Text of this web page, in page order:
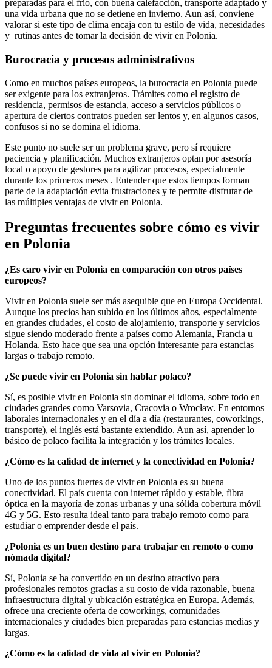
preparadas para el frío, con buena calefacción, transporte adaptado y
una vida urbana que no se detiene en invierno. Aun así, conviene
valorar si este tipo de clima encaja con tu estilo de vida, necesidades
y rutinas antes de tomar la decisión de vivir en Polonia.
Burocracia y procesos administrativos
Como en muchos países europeos, la burocracia en Polonia puede
ser exigente para los extranjeros. Trámites como el registro de
residencia, permisos de estancia, acceso a servicios públicos o
apertura de ciertos contratos pueden ser lentos y, en algunos casos,
confusos si no se domina el idioma.
Este punto no suele ser un problema grave, pero sí requiere
paciencia y planificación. Muchos extranjeros optan por asesoría
local o apoyo de gestores para agilizar procesos, especialmente
durante los primeros meses . Entender que estos tiempos forman
parte de la adaptación evita frustraciones y te permite disfrutar de
las múltiples ventajas de vivir en Polonia.
Preguntas frecuentes sobre cómo es vivir
en Polonia
¿Es caro vivir en Polonia en comparación con otros países
europeos?
Vivir en Polonia suele ser más asequible que en Europa Occidental.
Aunque los precios han subido en los últimos años, especialmente
en grandes ciudades, el costo de alojamiento, transporte y servicios
sigue siendo moderado frente a países como Alemania, Francia u
Holanda. Esto hace que sea una opción interesante para estancias
largas o trabajo remoto.
¿Se puede vivir en Polonia sin hablar polaco?
Sí, es posible vivir en Polonia sin dominar el idioma, sobre todo en
ciudades grandes como Varsovia, Cracovia o Wrocław. En entornos
laborales internacionales y en el día a día (restaurantes, coworkings,
transporte), el inglés está bastante extendido. Aun así, aprender lo
básico de polaco facilita la integración y los trámites locales.
¿Cómo es la calidad de internet y la conectividad en Polonia?
Uno de los puntos fuertes de vivir en Polonia es su buena
conectividad. El país cuenta con internet rápido y estable, fibra
óptica en la mayoría de zonas urbanas y una sólida cobertura móvil
4G y 5G. Esto resulta ideal tanto para trabajo remoto como para
estudiar o emprender desde el país.
¿Polonia es un buen destino para trabajar en remoto o como
nómada digital?
Sí, Polonia se ha convertido en un destino atractivo para
profesionales remotos gracias a su costo de vida razonable, buena
infraestructura digital y ubicación estratégica en Europa. Además,
ofrece una creciente oferta de coworkings, comunidades
internacionales y ciudades bien preparadas para estancias medias y
largas.
¿Cómo es la calidad de vida al vivir en Polonia?